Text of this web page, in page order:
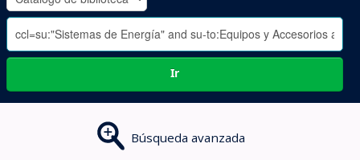
-
Ir
Búsqueda avanzada